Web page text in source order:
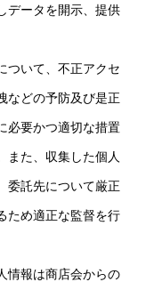
データを開示、提供
ついて、不正アクセ
などの予防及び是正
必要かつ適切な措置
また、収集した個人
委託先について厳正
ため適正な監督を行
情報は商店会からの